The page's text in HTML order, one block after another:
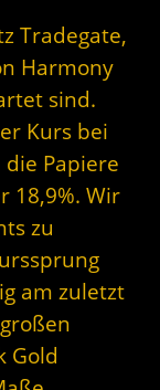
Tradegate,
Harmony
sind.
Kurs bei
Papiere
18,9%. Wir
zu
am zuletzt
Gold